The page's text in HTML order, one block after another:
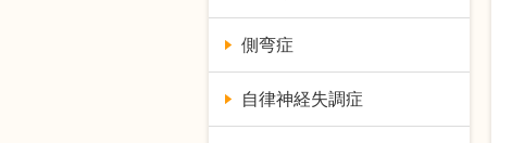
側弯症
自律神経失調症